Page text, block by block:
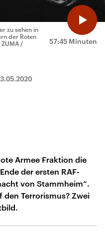
57:45 Minuten
zu sehen in
der Roten
/
Armee Fraktion die
der ersten RAF-
von Stammheim“.
den Terrorismus? Zwei